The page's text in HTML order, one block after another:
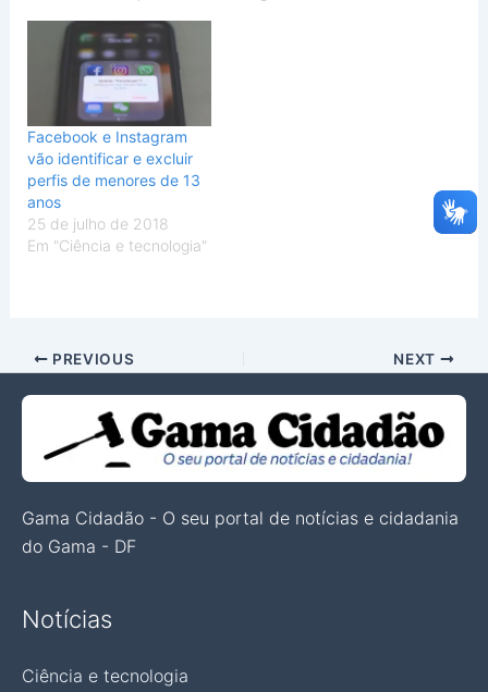
Facebook e Instagram
vão identificar e excluir
perfis de menores de 13
anos
25 de julho de 2018
Em "Ciência e tecnologia"
PREVIOUS NEXT
Gama Cidadão - O seu portal de notícias e cidadania
do Gama - DF
Notícias
Ciência e tecnologia